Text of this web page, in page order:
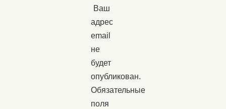
Ваш
адрес
email
не
будет
опубликован.
Обязательные
поля